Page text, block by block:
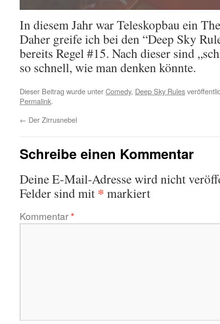
In diesem Jahr war Teleskopbau ein
Daher greife ich bei den “Deep Sky
bereits Regel #15. Nach dieser sind
so schnell, wie man denken könnte.
Dieser Beitrag wurde unterComedy, Deep Sky Rules
Permalink.
← Der Zirrusnebel
Schreibe einen Kommentar
Deine E-Mail-Adresse wird nicht
Felder sind mit * markiert
Kommentar*